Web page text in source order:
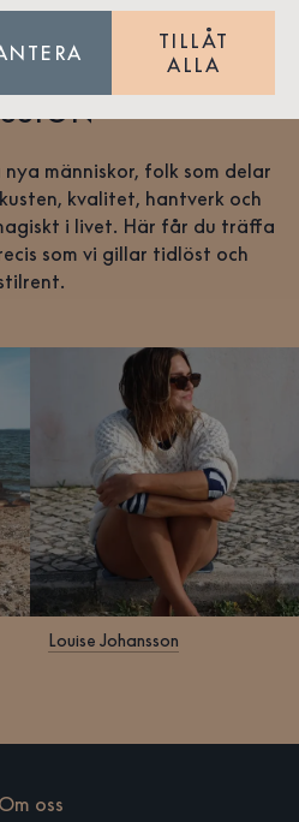
DELAR VÅR
människor, folk som delar
kvalitet, hantverk och
i livet. Här får du träffa
som vi gillar tidlöst och
Louise Johansson
Om oss
TILLÅT
ALLA